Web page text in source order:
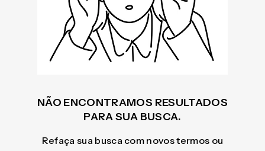
NÃO ENCONTRAMOS RESULTADOS
PARA SUA BUSCA.
Refaça sua busca com novos termos ou